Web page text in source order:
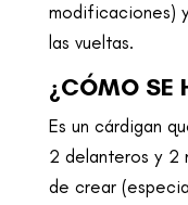
modificaciones)
las vueltas.
¿CÓMO SE
Es un cárdigan
2 delanteros y 2
de crear